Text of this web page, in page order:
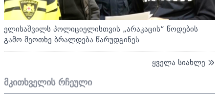
ელისაშვილს პოლიციელისთვის „არაკაცის“ წოდების
გამო მეოთხე ბრალდება წარუდგინეს
ყველა სიახლე
მკითხველის რჩეული